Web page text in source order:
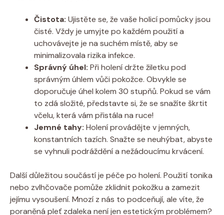
Čistota: Ujistěte se, že vaše holicí pomůcky jsou
čisté. Vždy je umyjte po každém použití a
uchovávejte je na suchém místě, aby se
minimalizovala rizika infekce.
Správný úhel: Při holení držte žiletku pod
správným úhlem vůči pokožce. Obvykle se
doporučuje úhel kolem 30 stupňů. Pokud se vám
to zdá složité, představte si, že se snažíte škrtit
včelu, která vám přistála na ruce!
Jemné tahy: Holení provádějte v jemných,
konstantních tazích. Snažte se neuhýbat, abyste
se vyhnuli podráždění a nežádoucímu krvácení.
Další důležitou součástí je péče po holení. Použití tonika
nebo zvlhčovače pomůže zklidnit pokožku a zamezit
jejímu vysoušení. Mnozí z nás to podceňují, ale víte, že
poraněná pleť zdaleka není jen estetickým problémem?